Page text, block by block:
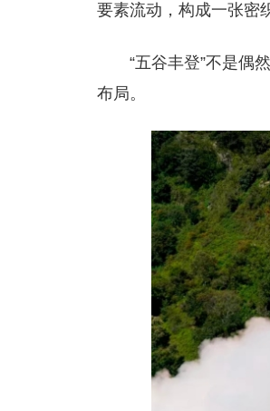
要素流动，构成一张密
“五谷丰登”不是偶
布局。